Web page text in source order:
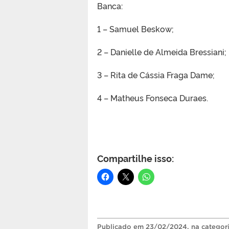
Banca:
1 – Samuel Beskow;
2 – Danielle de Almeida Bressiani;
3 – Rita de Cássia Fraga Dame;
4 – Matheus Fonseca Duraes.
Compartilhe isso:
Publicado em 23/02/2024, na